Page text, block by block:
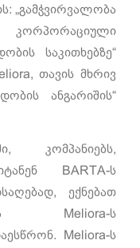
„გამჭვირვალობა
საკითხებზე“
თავის მხრივ
ანგარიშის“
კომპანიებს,
BARTA-ს
ექნებათ
Meliora-ს
Meliora-ს